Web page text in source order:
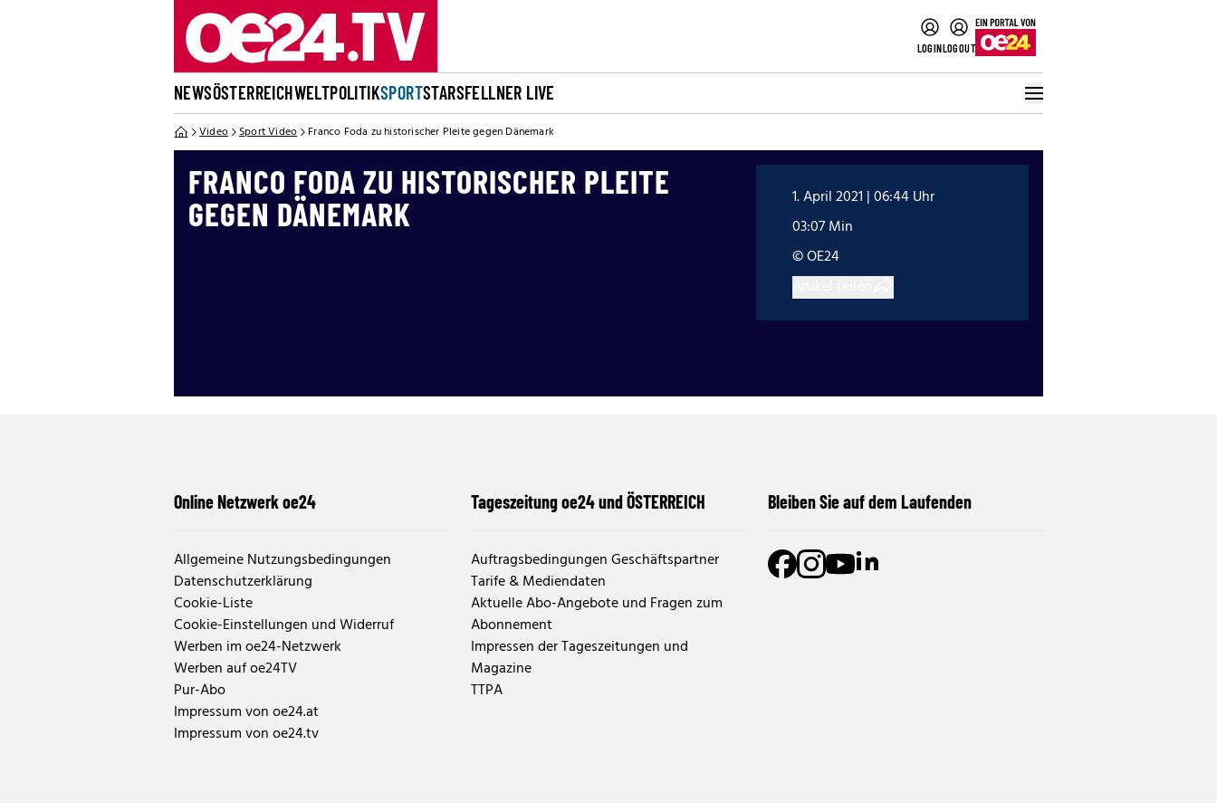
LOGINLOGOUT
NEWSÖSTERREICHWELTPOLITIKSPORTSTARSFELLNER LIVE
Video Sport Video Franco Foda zu historischer Pleite gegen Dänemark
FRANCO FODA ZU HISTORISCHER PLEITE
GEGEN DÄNEMARK
1. April 2021 | 06:44 Uhr
03:07 Min
© OE24
Online Netzwerk oe24
Allgemeine Nutzungsbedingungen
Datenschutzerklärung
Cookie-Liste
Cookie-Einstellungen und Widerruf
Werben im oe24-Netzwerk
Werben auf oe24TV
Pur-Abo
Impressum von oe24.at
Impressum von oe24.tv
Tageszeitung oe24 und ÖSTERREICH
Auftragsbedingungen Geschäftspartner
Tarife & Mediendaten
Aktuelle Abo-Angebote und Fragen zum
Abonnement
Impressen der Tageszeitungen und
Magazine
TTPA
Bleiben Sie auf dem Laufenden